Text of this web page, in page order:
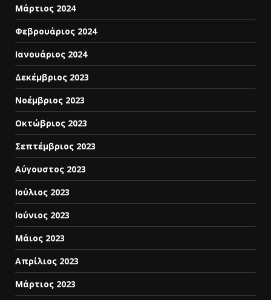
Μάρτιος 2024
Φεβρουάριος 2024
Ιανουάριος 2024
Δεκέμβριος 2023
Νοέμβριος 2023
Οκτώβριος 2023
Σεπτέμβριος 2023
Αύγουστος 2023
Ιούλιος 2023
Ιούνιος 2023
Μάιος 2023
Απρίλιος 2023
Μάρτιος 2023